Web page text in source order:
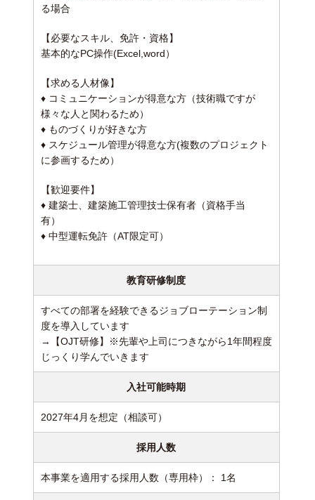
る場合
【必要なスキル、免許・資格】
基本的なPC操作(Excel,word）
【求める人材像】
♦ コミュニケーションが得意な方（技術職ですが
様々な人と関わるため）
♦ ものづくりが好きな方
♦ スケジュール管理が得意な方(複数のプロジェクト
に参画するため）
【歓迎要件】
♦ 建築士、建築施工管理技士保有者（資格手当
有）
♦ 中型運転免許（AT限定可）
教育研修制度
すべての部署を経験できるジョブローテーション制
度を導入しています
→【OJT研修】※先輩や上司につきながら1年間程度
じっくり学んでいきます
入社可能時期
2027年4月を想定（相談可）
採用人数
本事業を適用する採用人数（専用枠）： 1名